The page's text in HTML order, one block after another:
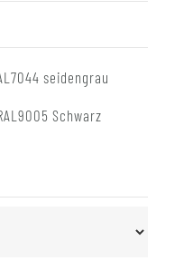
seidengrau
Schwarz